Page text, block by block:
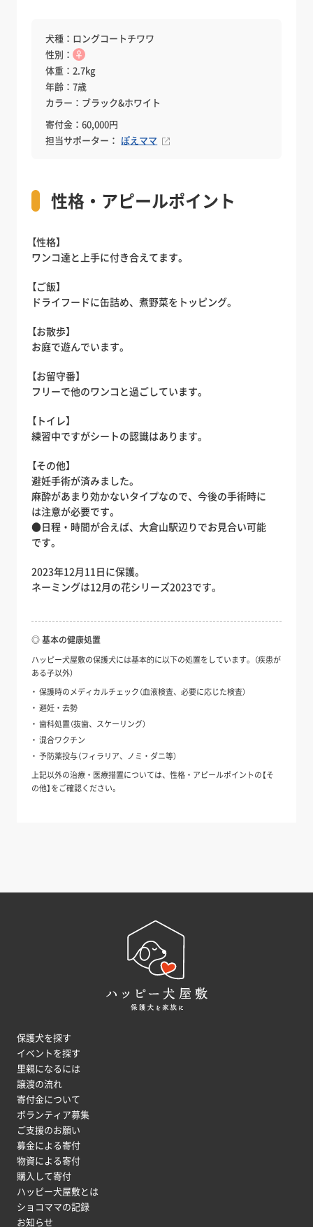
犬種：ロングコートチワワ
性別： ♀
体重：2.7kg
年齢：7歳
カラー：ブラック&ホワイト
寄付金：60,000円
担当サポーター： ぽえママ
性格・アピールポイント
【性格】
ワンコ達と上手に付き合えてます。
【ご飯】
ドライフードに缶詰め、煮野菜をトッピング。
【お散歩】
お庭で遊んでいます。
【お留守番】
フリーで他のワンコと過ごしています。
【トイレ】
練習中ですがシートの認識はあります。
【その他】
避妊手術が済みました。
麻酔があまり効かないタイプなので、今後の手術時に
は注意が必要です。
●日程・時間が合えば、大倉山駅辺りでお見合い可能
です。
2023年12月11日に保護。
ネーミングは12月の花シリーズ2023です。
◎ 基本の健康処置
ハッピー犬屋敷の保護犬には基本的に以下の処置をしています。（疾患が
ある子以外）
保護時のメディカルチェック（血液検査、必要に応じた検査）
避妊・去勢
歯科処置（抜歯、スケーリング）
混合ワクチン
予防薬投与（フィラリア、ノミ・ダニ等）
上記以外の治療・医療措置については、性格・アピールポイントの【そ
の他】をご確認ください。
保護犬を探す
イベントを探す
里親になるには
譲渡の流れ
寄付金について
ボランティア募集
ご支援のお願い
募金による寄付
物資による寄付
購入して寄付
ハッピー犬屋敷とは
ショコママの記録
お知らせ